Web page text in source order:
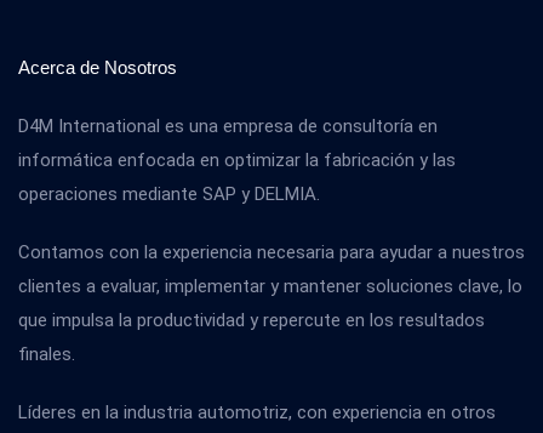
Acerca de Nosotros
D4M International es una empresa de consultoría en
informática enfocada en optimizar la fabricación y las
operaciones mediante SAP y DELMIA.
Contamos con la experiencia necesaria para ayudar a nuestros
clientes a evaluar, implementar y mantener soluciones clave, lo
que impulsa la productividad y repercute en los resultados
finales.
Líderes en la industria automotriz, con experiencia en otros